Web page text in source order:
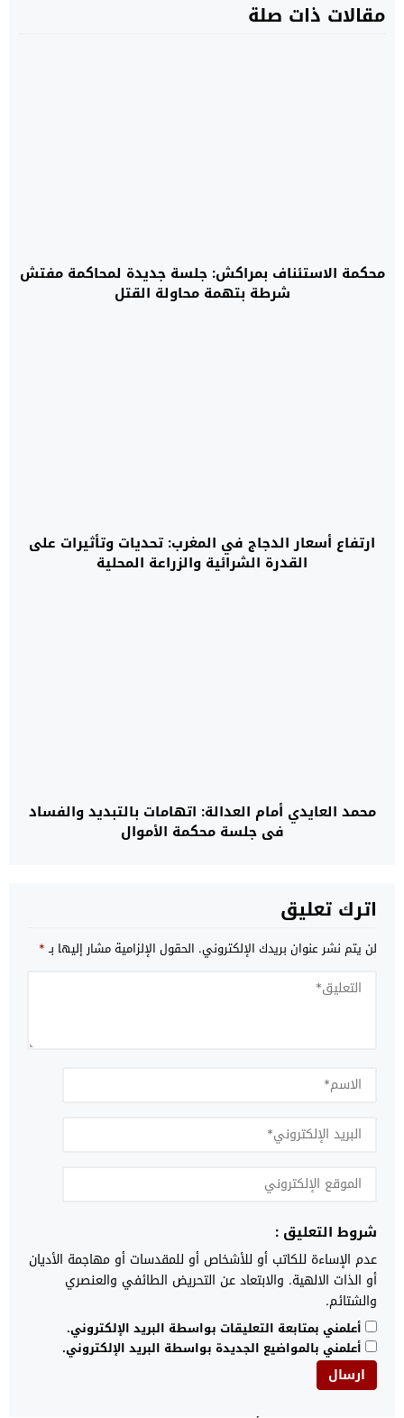
مقالات ذات صلة
محكمة الاستئناف بمراكش: جلسة جديدة لمحاكمة مفتش
شرطة بتهمة محاولة القتل
ارتفاع أسعار الدجاج في المغرب: تحديات وتأثيرات على
القدرة الشرائية والزراعة المحلية
محمد العايدي أمام العدالة: اتهامات بالتبديد والفساد
في جلسة محكمة الأموال
اترك تعليق
لن يتم نشر عنوان بريدك الإلكتروني. الحقول الإلزامية مشار إليها بـ*
شروط التعليق :
عدم الإساءة للكاتب أو للأشخاص أو للمقدسات أو مهاجمة الأديان
أو الذات الالهية. والابتعاد عن التحريض الطائفي والعنصري
والشتائم.
أعلمني بمتابعة التعليقات بواسطة البريد الإلكتروني.
أعلمني بالمواضيع الجديدة بواسطة البريد الإلكتروني.